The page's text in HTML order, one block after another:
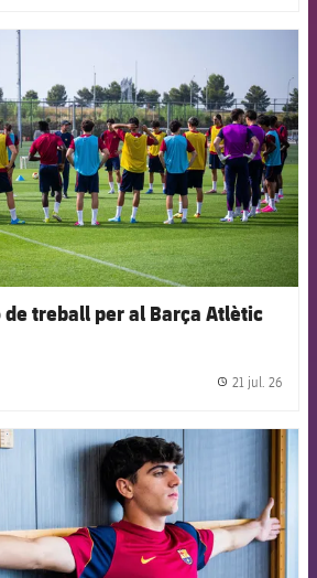
de treball per al Barça Atlètic
21 jul. 26
FCB Barcelona badge